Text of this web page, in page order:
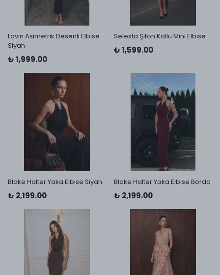
Lavin Asimetrik Desenli Elbise
Siyah
₺ 1,999.00
Selesta Şifon Kollu Mini Elbise
₺ 1,599.00
Blake Halter Yaka Elbise Siyah
₺ 2,199.00
Blake Halter Yaka Elbise Bordo
₺ 2,199.00